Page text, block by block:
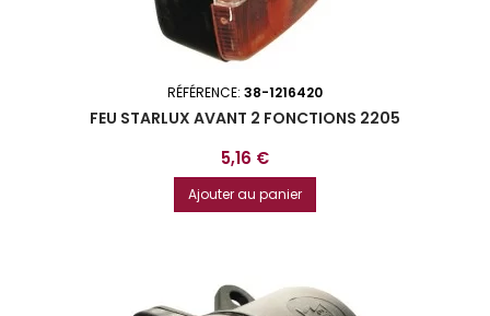
RÉFÉRENCE: 38-1216420
FEU STARLUX AVANT 2 FONCTIONS 2205
Prix
5,16 €
Ajouter au panier